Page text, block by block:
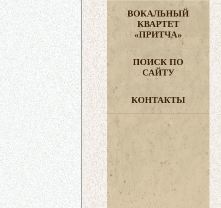
ВОКАЛЬНЫЙ
КВАРТЕТ
«ПРИТЧА»
ПОИСК ПО
САЙТУ
КОНТАКТЫ